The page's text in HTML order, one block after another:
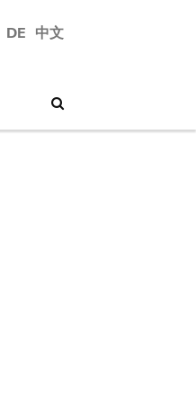
DE 中文